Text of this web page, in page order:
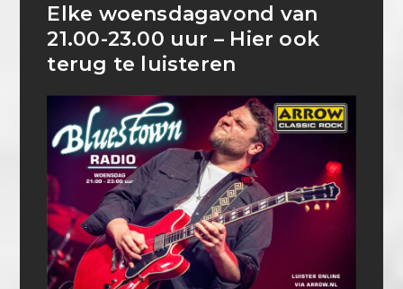
Elke woensdagavond van
21.00-23.00 uur – Hier ook
terug te luisteren